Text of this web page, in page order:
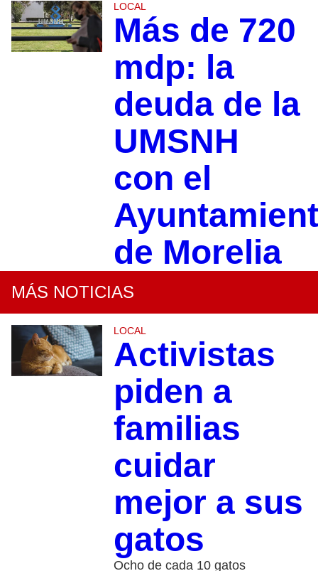
LOCAL
Más de 720
mdp: la
deuda de la
UMSNH
con el
de Morelia
MÁS NOTICIAS
LOCAL
Activistas
piden a
familias
cuidar
mejor a sus
gatos
Ocho de cada 10 gatos